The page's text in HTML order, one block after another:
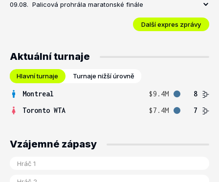
09.08. Palicová prohrála maratonské finále
Další expres zprávy
Aktuální turnaje
Hlavní turnaje Turnaje nižší úrovně
Montreal $9.4M
8
Toronto WTA
$7.4M 7
Vzájemné zápasy